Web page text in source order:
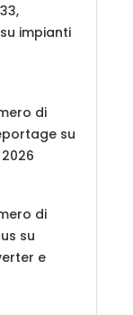
impianti
di
su
di
su
e